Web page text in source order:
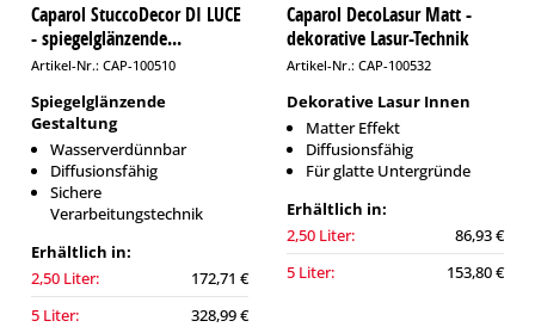
Caparol StuccoDecor DI LUCE
- spiegelglänzende...
Artikel-Nr.: CAP-100510
Spiegelglänzende
Gestaltung
Wasserverdünnbar
Diffusionsfähig
Sichere
Verarbeitungstechnik
Erhältlich in:
2,50 Liter:
172,71 €
5 Liter:
328,99 €
Caparol DecoLasur Matt -
dekorative Lasur-Technik
Artikel-Nr.: CAP-100532
Dekorative Lasur Innen
Matter Effekt
Diffusionsfähig
Für glatte Untergründe
Erhältlich in:
2,50 Liter:
86,93 €
5 Liter:
153,80 €